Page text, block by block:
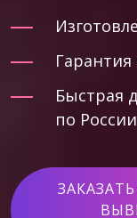
Быстрая
по России